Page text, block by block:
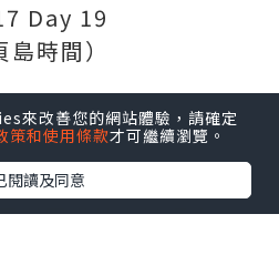
Day 19
時間）
（Yuzhno-
斯同當地人溝通真的
來改善您的網站體驗，請確定
策和使用條款才可繼續瀏覽。
閱讀及同意